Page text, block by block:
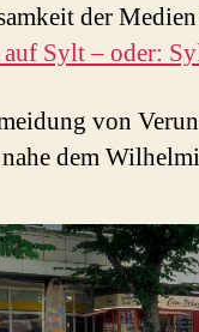
der
Sylt – oder:
von
dem